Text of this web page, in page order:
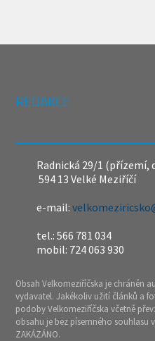
REDAKCE
Radnická 29/1 (přízemí,
594 13 Velké Meziříčí
e-mail:
tel.: 566 781 034
mobil: 724 063 930
Obsah Velkomeziříčska je chráněn
vydavatel. Jakékoliv užití článků a
podoby Velkomeziříčska včetně
obsahu je bez písemného souhlasu
ZAKÁZÁNO.